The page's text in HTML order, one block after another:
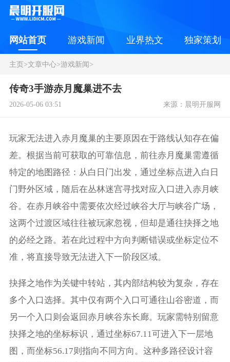
网站首页 游戏新闻 业界热文 独家策划
主页>文章中心>游戏新闻>
传奇3手游赤月魔巢进不去
2026-05-06 03:51 来源：晨明开服网
玩家无法进入赤月魔巢的主要原因在于路线认知存在偏
差。根据当前可获取的可靠信息，前往赤月魔巢需遵循
特定的地图路径：从白日门出发，通过坐标点进入白日
门野外区域，随后在丛林迷宫寻找对应入口进入赤月峡
谷。在赤月峡谷中需要依次经过峡谷大厅与峡谷广场，
这两个过渡区域往往被玩家忽视，但却是通往抉择之地
的必经之路。若在此过程中方向判断错误或坐标定位不
准，将直接导致无法进入下一阶段区域。
抉择之地作为关键中转站，其内部结构较为复杂，存在
多个入口选择。其中仅有两个入口可通往山谷密道，而
另一个入口则会返回赤月峡谷东长廊。玩家需特别留意
抉择之地的坐标标识，通过坐标67.11可进入下一层地
图，而坐标56.17则指向不同方向。这种多路径设计容